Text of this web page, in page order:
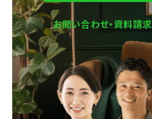
お問い合わせ・資料請求